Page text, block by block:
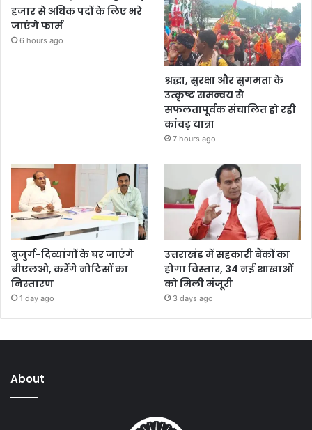
हजार से अधिक पदों के लिए भरे
जाएंगे फार्म
6 hours ago
श्रद्धा, सुरक्षा और सुगमता के
उत्कृष्ट समन्वय से
सफलतापूर्वक संचालित हो रही
कांवड़ यात्रा
7 hours ago
बुजुर्ग-दिव्यांगों के घर जाएंगे
बीएलओ, करेंगे नोटिसों का
निस्तारण
1 day ago
उत्तराखंड में सहकारी बैंकों का
होगा विस्तार, 34 नई शाखाओं
को मिली मंजूरी
3 days ago
About